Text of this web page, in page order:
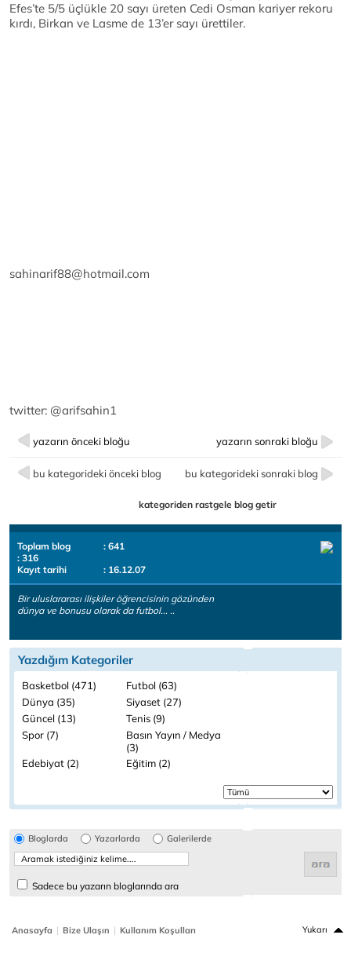
Efes’te 5/5 üçlükle 20 sayı üreten Cedi Osman kariyer rekoru
kırdı, Birkan ve Lasme de 13’er sayı ürettiler.
sahinarif88@hotmail.com
twitter: @arifsahin1
yazarın önceki bloğu yazarın sonraki bloğu
bu kategorideki önceki blog bu kategorideki sonraki blog
kategoriden rastgele blog getir
Toplam blog
: 641
: 316
Kayıt tarihi
: 16.12.07
Bir uluslararası ilişkiler öğrencisinin gözünden
dünya ve bonusu olarak da futbol... ..
Yazdığım Kategoriler
Basketbol (471)
Futbol (63)
Dünya (35)
Siyaset (27)
Güncel (13)
Tenis (9)
Spor (7)
Basın Yayın / Medya
(3)
Edebiyat (2) Eğitim (2)
Bloglarda Yazarlarda Galerilerde
Sadece bu yazarın bloglarında ara
Anasayfa | Bize Ulaşın | Kullanım Koşulları Yukarı